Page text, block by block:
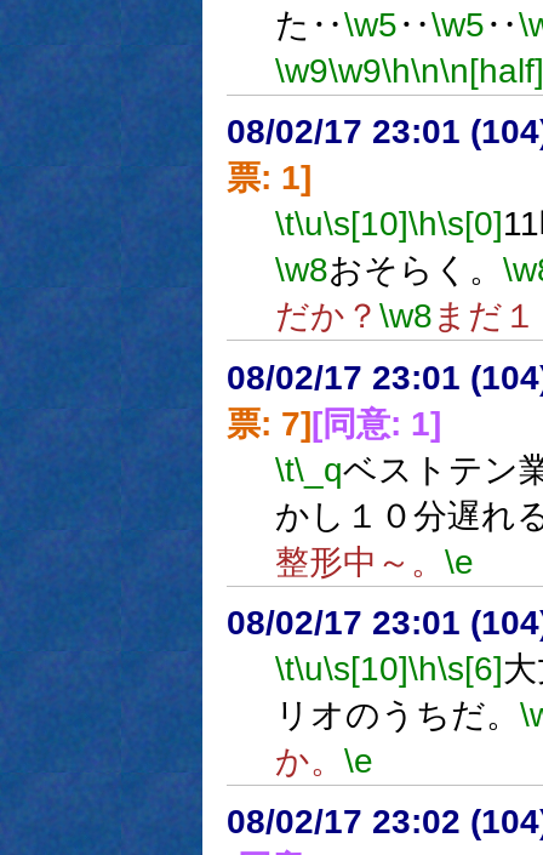
た‥\w5‥\w5‥
\w9\w9\h\n\n[half]
08/02/17 23:01
票: 1]
\t\u\s[10]\h\s[0]
\w8おそらく。
だか？ \w8まだ
08/02/17 23:01
票: 7][同意: 1]
\t\_qベストテン
かし１０分遅れ
整形中～。 \e
08/02/17 23:01
\t\u\s[10]\h\s[6]
リオのうちだ。
か。 \e
08/02/17 23:02